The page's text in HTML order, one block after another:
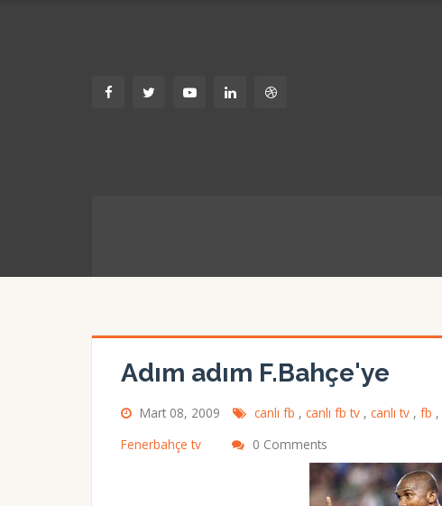
Adım adım F.Bahçe'ye
Mart 08, 2009 canlı fb , canlı fb tv , canlı tv , fb ,
Fenerbahçe tv
0 Comments